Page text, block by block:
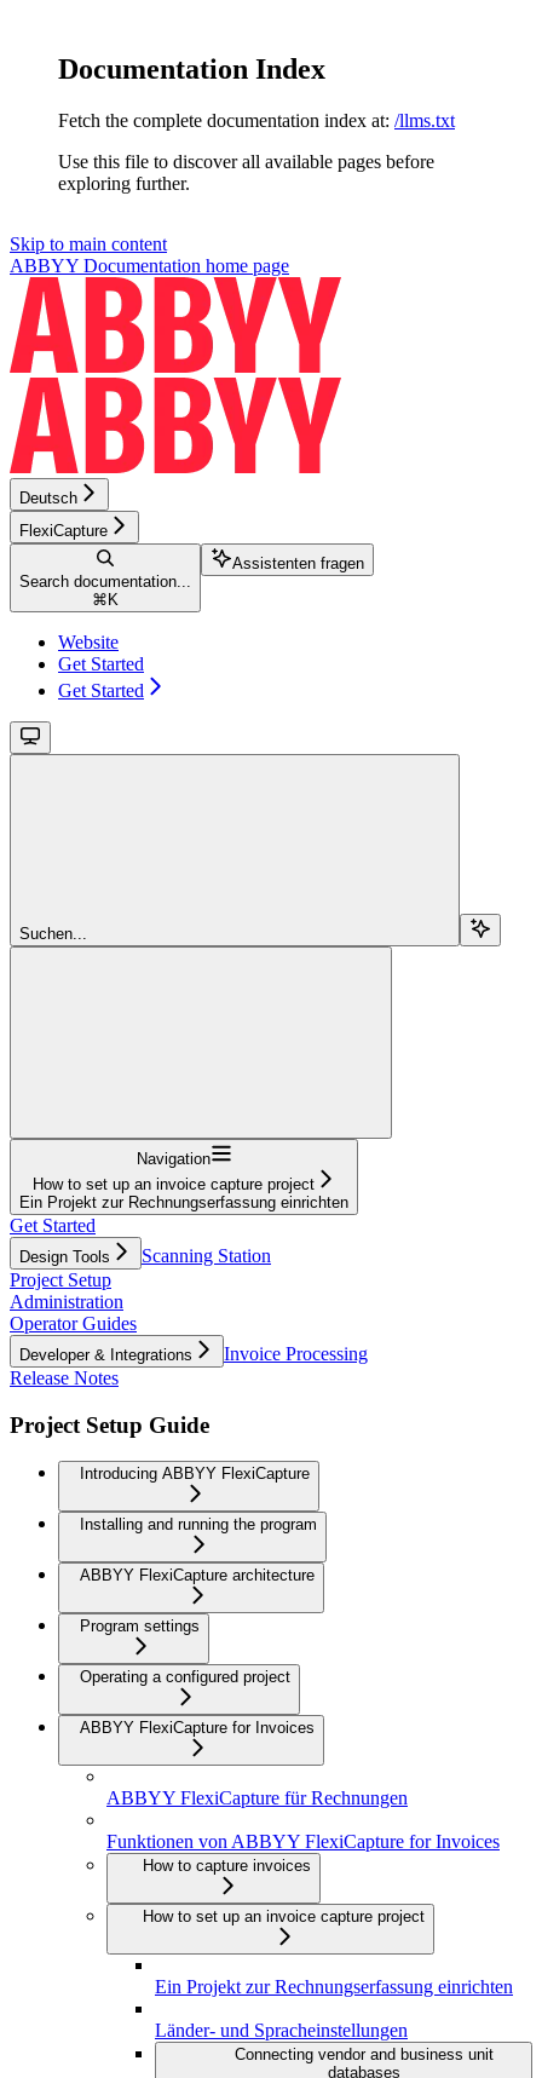
Documentation Index
Fetch the complete documentation index at: /llms.txt
Use this file to discover all available pages before
exploring further.
Skip to main content
ABBYY Documentation home page
Deutsch
FlexiCapture
Search documentation...
⌘ K
Assistenten fragen
Website
Get Started
Get Started
Suchen...
Navigation
How to set up an invoice capture project
Ein Projekt zur Rechnungserfassung einrichten
Get Started
Design Tools
Scanning Station
Project Setup
Administration
Operator Guides
Developer & Integrations
Invoice Processing
Release Notes
Project Setup Guide
Introducing ABBYY FlexiCapture
Installing and running the program
ABBYY FlexiCapture architecture
Program settings
Operating a configured project
ABBYY FlexiCapture for Invoices
ABBYY FlexiCapture für Rechnungen
Funktionen von ABBYY FlexiCapture for Invoices
How to capture invoices
How to set up an invoice capture project
Ein Projekt zur Rechnungserfassung einrichten
Länder- und Spracheinstellungen
Connecting vendor and business unit
databases